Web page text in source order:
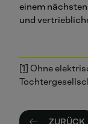
einem
und
[1] Ohne